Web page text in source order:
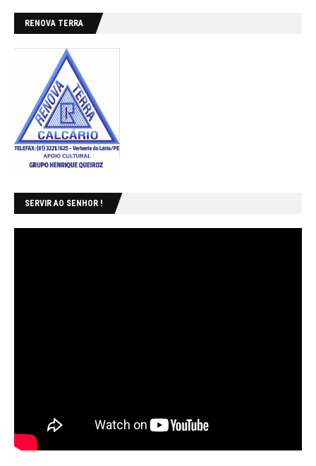
RENOVA TERRA
SERVIR AO SENHOR !